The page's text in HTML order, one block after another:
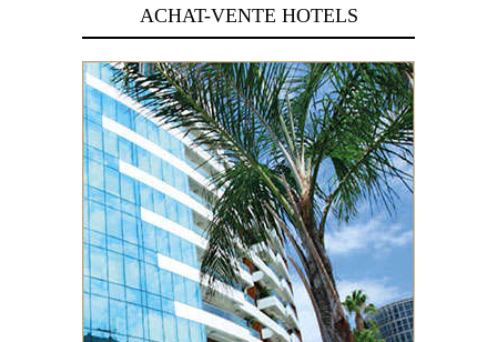
ACHAT-VENTE HOTELS